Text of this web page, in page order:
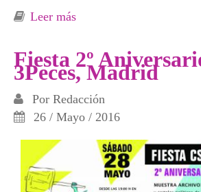
Leer más
Fiesta 2º
3Peces, Madrid
Por Redacción
26 / Mayo / 2016